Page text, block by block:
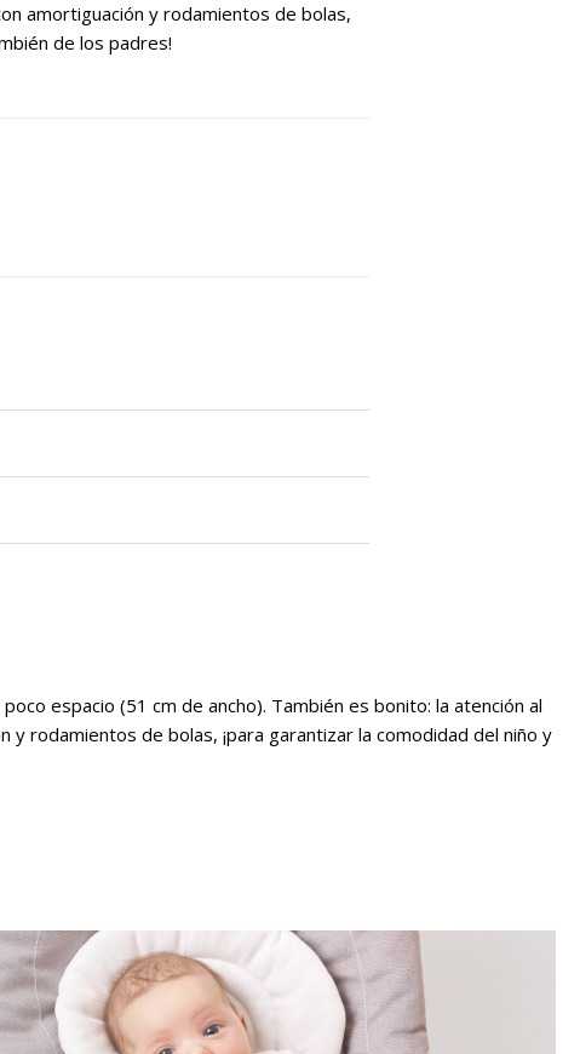
amortiguación y rodamientos de bolas,
de los padres!
espacio (51 cm de ancho). También es bonito: la atención al
rodamientos de bolas, ¡para garantizar la comodidad del niño y